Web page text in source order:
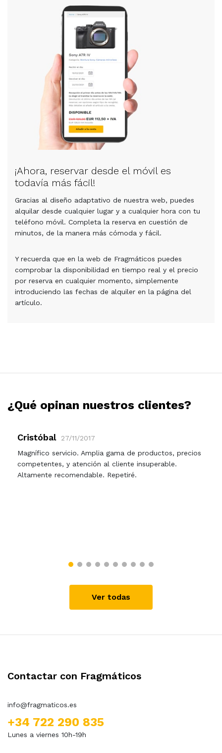
¡Ahora, reservar desde el móvil es
todavía más fácil!
Gracias al diseño adaptativo de nuestra web, puedes
alquilar desde cualquier lugar y a cualquier hora con tu
teléfono móvil. Completa la reserva en cuestión de
minutos, de la manera más cómoda y fácil.
Y recuerda que en la web de Fragmáticos puedes
comprobar la disponibilidad en tiempo real y el precio
por reserva en cualquier momento, simplemente
introduciendo las fechas de alquiler en la página del
artículo.
¿Qué opinan nuestros clientes?
Cristóbal
27/11/2017
Magnífico servicio. Amplia gama de productos, precios
competentes, y atención al cliente insuperable.
Altamente recomendable. Repetiré.
Ver todas
Contactar con Fragmáticos
info@fragmaticos.es
+34 722 290 835
Lunes a viernes 10h-19h